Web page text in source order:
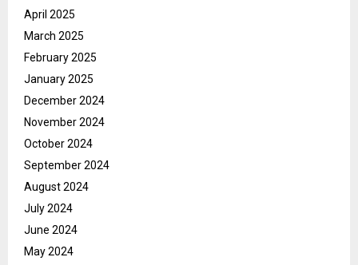
April 2025
March 2025
February 2025
January 2025
December 2024
November 2024
October 2024
September 2024
August 2024
July 2024
June 2024
May 2024